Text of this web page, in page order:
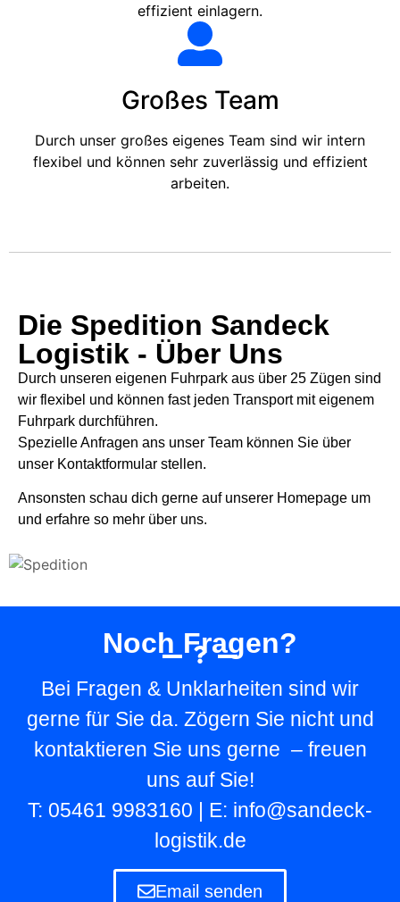
effizient einlagern.
Großes Team
Durch unser großes eigenes Team sind wir intern
flexibel und können sehr zuverlässig und effizient
arbeiten.
Die Spedition Sandeck
Logistik - Über Uns
Durch unseren eigenen Fuhrpark aus über 25 Zügen sind
wir flexibel und können fast jeden Transport mit eigenem
Fuhrpark durchführen.
Spezielle Anfragen ans unser Team können Sie über
unser Kontaktformular stellen.
Ansonsten schau dich gerne auf unserer Homepage um
und erfahre so mehr über uns.
Noch Fragen?
Bei Fragen & Unklarheiten sind wir
gerne für Sie da. Zögern Sie nicht und
kontaktieren Sie uns gerne – freuen
uns auf Sie!
T: 05461 9983160 | E: info@sandeck-
logistik.de
Email senden